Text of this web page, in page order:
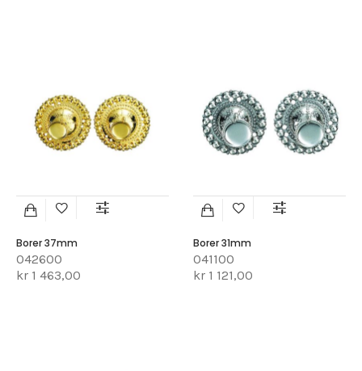
Borer 37mm
042600
kr 1 463,00
Borer 31mm
041100
kr 1 121,00